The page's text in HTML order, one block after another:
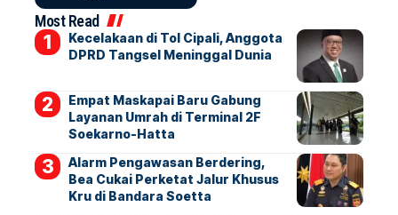
Most Read
Kecelakaan di Tol Cipali, Anggota
DPRD Tangsel Meninggal Dunia
Empat Maskapai Baru Gabung
Layanan Umrah di Terminal 2F
Soekarno-Hatta
Alarm Pengawasan Berdering,
Bea Cukai Perketat Jalur Khusus
Kru di Bandara Soetta